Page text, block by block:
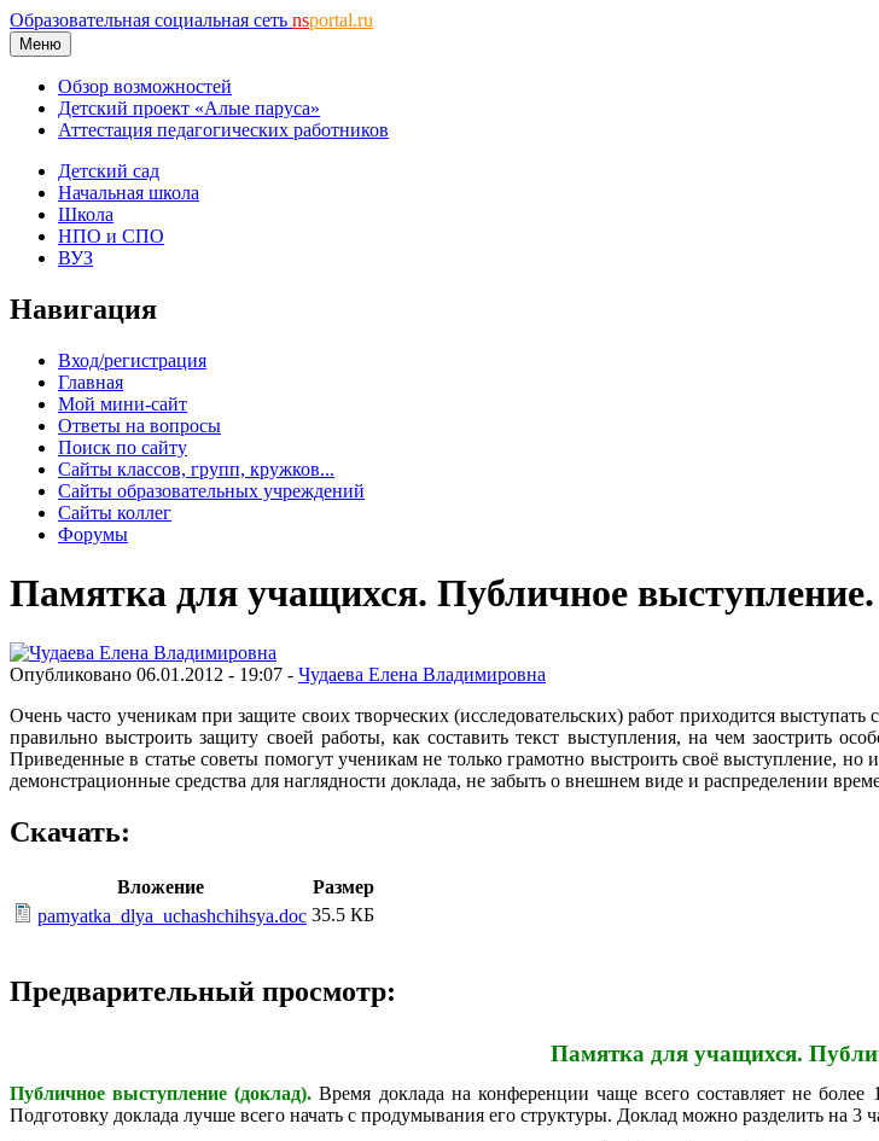
Образовательная социальная сеть nsportal.ru
Меню
Обзор возможностей
Детский проект «Алые паруса»
Аттестация педагогических работников
Детский сад
Начальная школа
Школа
НПО и СПО
ВУЗ
Навигация
Вход/регистрация
Главная
Мой мини-сайт
Ответы на вопросы
Поиск по сайту
Сайты классов, групп, кружков...
Сайты образовательных учреждений
Сайты коллег
Форумы
Памятка для учащихся. Публичное выступление.
Опубликовано 06.01.2012 - 19:07 - Чудаева Елена Владимировна
Очень часто ученикам при защите своих творческих (исследовательских) работ приходится
правильно выстроить защиту своей работы, как составить текст выступления, на чем заострить
Приведенные в статье советы помогут ученикам не только грамотно выстроить своё выступление,
демонстрационные средства для наглядности доклада, не забыть о внешнем виде и распределении
Скачать:
Вложение
Размер
pamyatka_dlya_uchashchihsya.doc 35.5 КБ
Предварительный просмотр:
Памятка для учащихся.
Публичное выступление (доклад).Время доклада на конференции чаще всего составляет не
Подготовку доклада лучше всего начать с продумывания его структуры. Доклад можно разделить на 3